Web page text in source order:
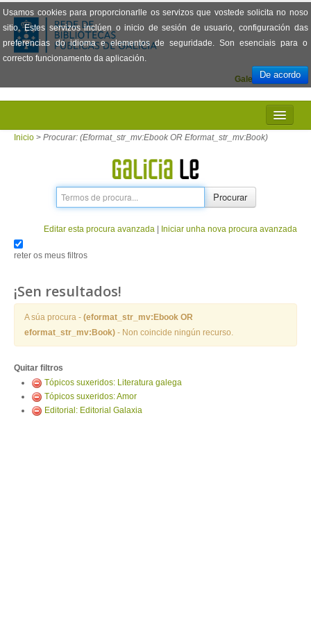
Usamos cookies para proporcionarlle os servizos que vostede solicita no noso
sitio. Estes servizos inclúen o inicio de sesión de usuario, configuración das
preferencias do idioma e elementos de seguridade. Son esenciais para o
correcto funcionamento da aplicación.
De acordo
Español
Galego
INICIO
PRÉSTAMO
ENTRAR
Inicio > Procurar: (Eformat_str_mv:Ebook OR Eformat_str_mv:Book)
Procurar
Editar esta procura avanzada Iniciar unha nova procura avanzada
reter os meus filtros
¡Sen resultados!
A súa procura - (eformat_str_mv:Ebook OR
eformat_str_mv:Book) - Non coincide ningún recurso.
Quitar filtros
Tópicos suxeridos: Literatura galega
Tópicos suxeridos: Amor
Editorial: Editorial Galaxia